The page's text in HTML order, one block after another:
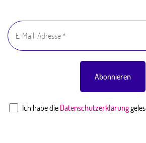
Ich habe dieDatenschutzerklärung